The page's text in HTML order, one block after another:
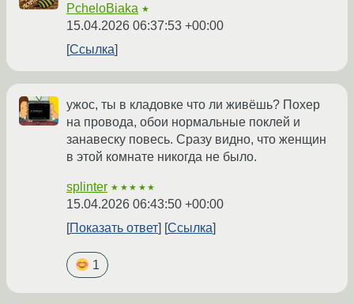
PcheloBiaka ★
15.04.2026 06:37:53 +00:00
Ссылка
ужос, ты в кладовке что ли живёшь? Похер
на провода, обои нормальные поклей и
занавеску повесь. Сразу видно, что женщин
в этой комнате никогда не было.
splinter ★★★★★
15.04.2026 06:43:50 +00:00
Показать ответ
Ссылка
1